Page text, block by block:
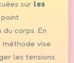
sur les
point
corps. En
méthode vise
les tensions